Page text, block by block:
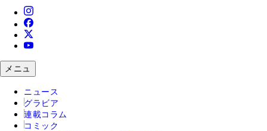
メニュ
ニュース
グラビア
連載コラム
コミック